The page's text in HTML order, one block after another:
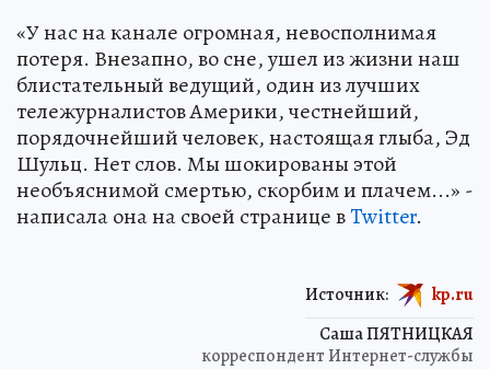
«У нас на канале огромная, невосполнимая
потеря. Внезапно, во сне, ушел из жизни наш
блистательный ведущий, один из лучших
тележурналистов Америки, честнейший,
порядочнейший человек, настоящая глыба, Эд
Шульц. Нет слов. Мы шокированы этой
необъяснимой смертью, скорбим и плачем...» -
написала она на своей странице вTwitter.
Саша ПЯТНИЦКАЯ
корреспондент Интернет-службы
Источник: kp.ru